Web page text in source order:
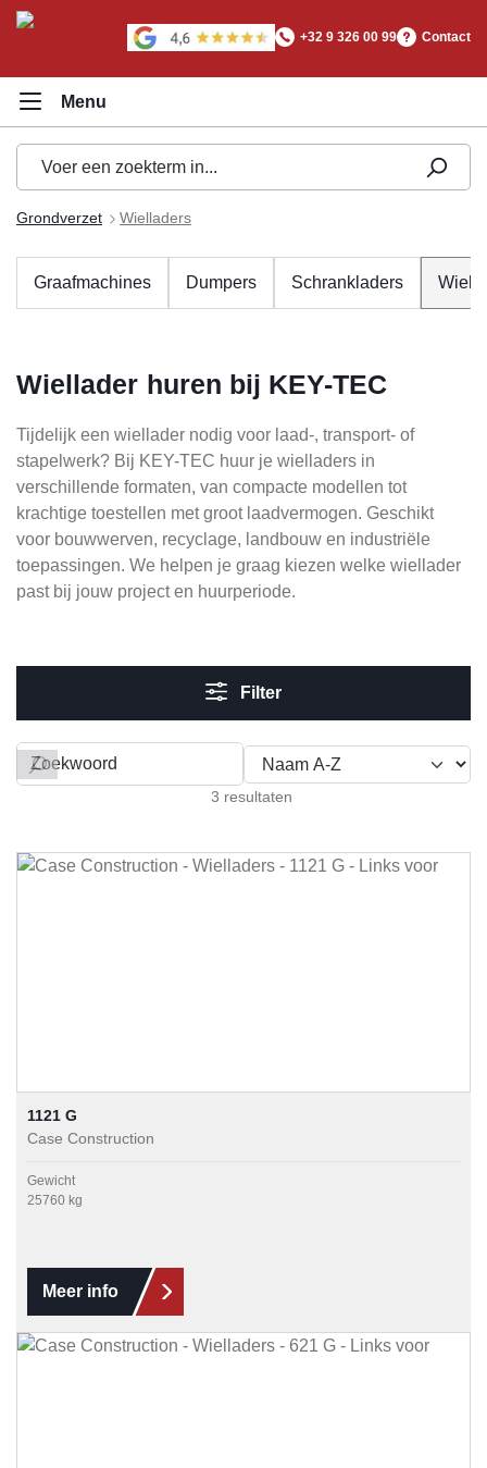
+32 9 326 00 99 Contact
Grondverzet Wielladers
Graafmachines Dumpers Schrankladers
Wiellader huren bij KEY-TEC
Tijdelijk een wiellader nodig voor laad-, transport- of
stapelwerk? Bij KEY-TEC huur je wielladers in
verschillende formaten, van compacte modellen tot
krachtige toestellen met groot laadvermogen. Geschikt
voor bouwwerven, recyclage, landbouw en industriële
toepassingen. We helpen je graag kiezen welke wiellader
past bij jouw project en huurperiode.
Filter
3 resultaten
Filteren op
1121 G
Case Construction
Gewicht
25760 kg
Meer info